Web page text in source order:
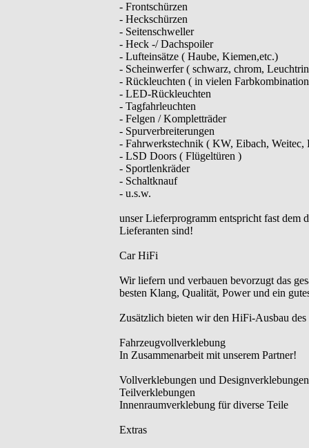
- Frontschürzen
- Heckschürzen
- Seitenschweller
- Heck -/ Dachspoiler
- Lufteinsätze ( Haube, Kiemen,etc.)
- Scheinwerfer ( schwarz, chrom,
- Rückleuchten ( in vielen
- LED-Rückleuchten
- Tagfahrleuchten
- Felgen / Kompletträder
- Spurverbreiterungen
- Fahrwerkstechnik ( KW, Eibach,
- LSD Doors ( Flügeltüren )
- Sportlenkräder
- Schaltknauf
- u.s.w.
unser Lieferprogramm entspricht fast dem
Lieferanten sind!
Car HiFi
Wir liefern und verbauen bevorzugt das
besten Klang, Qualität, Power und ein
Zusätzlich bieten wir den HiFi-Ausbau
Fahrzeugvollverklebung
In Zusammenarbeit mit unserem Partner!
Vollverklebungen und
Teilverklebungen
Innenraumverklebung für diverse Teile
Extras